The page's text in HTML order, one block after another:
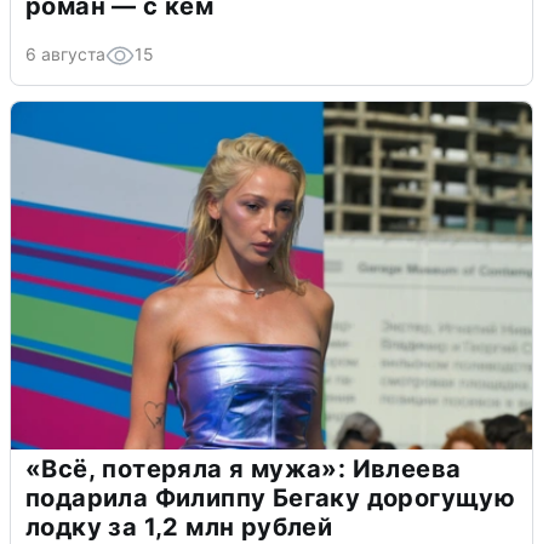
роман — с кем
6 августа 15
«Всё, потеряла я мужа»: Ивлеева
подарила Филиппу Бегаку дорогущую
лодку за 1,2 млн рублей